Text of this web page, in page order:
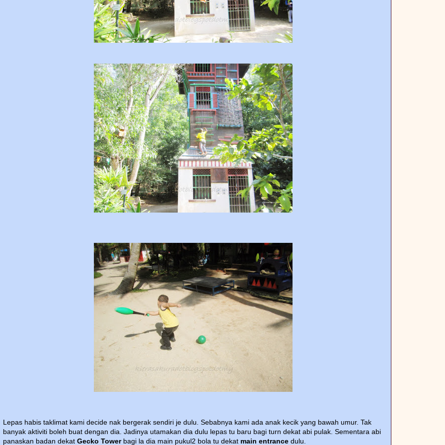
Lepas habis taklimat kami decide nak bergerak sendiri je dulu. Sebabnya kami ada anak kecik yang bawah umur. Tak
banyak aktiviti boleh buat dengan dia. Jadinya utamakan dia dulu lepas tu baru bagi turn dekat abi pulak. Sementara abi
panaskan badan dekat Gecko Towerbagi la dia main pukul2 bola tu dekat main entrance dulu.